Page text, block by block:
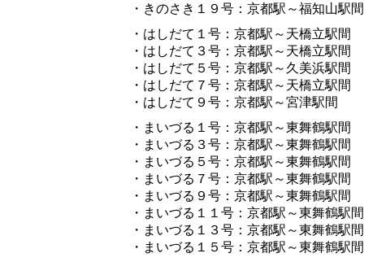
・きのさき１９号：京都駅～福知山駅間
・はしだて１号：京都駅～天橋立駅間
・はしだて３号：京都駅～天橋立駅間
・はしだて５号：京都駅～久美浜駅間
・はしだて７号：京都駅～天橋立駅間
・はしだて９号：京都駅～宮津駅間
・まいづる１号：京都駅～東舞鶴駅間
・まいづる３号：京都駅～東舞鶴駅間
・まいづる５号：京都駅～東舞鶴駅間
・まいづる７号：京都駅～東舞鶴駅間
・まいづる９号：京都駅～東舞鶴駅間
・まいづる１１号：京都駅～東舞鶴駅間
・まいづる１３号：京都駅～東舞鶴駅間
・まいづる１５号：京都駅～東舞鶴駅間